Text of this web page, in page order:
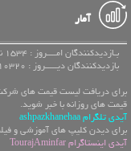
آمار
بـازدیدکنندگان امــــروز : 1534 نفر
بازدیدکنندگان دیـــــروز : 10320 نفر
برای دریافت لیست قیمت های
قیمت های روزانه با خبر شوید.
آیدی تلگرام ashpazkhanehaa
برای دیدن کلیپ های آموزشی و
آیدی اینستاگرام TourajAminfar